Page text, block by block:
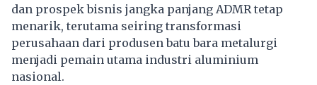
dan prospek bisnis jangka panjang ADMR tetap
menarik, terutama seiring transformasi
perusahaan dari produsen batu bara metalurgi
menjadi pemain utama industri aluminium
nasional.